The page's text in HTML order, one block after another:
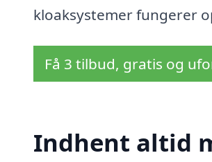
kloaksystemer fungerer
Få 3 tilbud, gratis og
Indhent altid